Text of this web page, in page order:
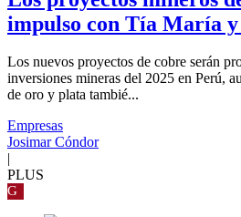
impulso con Tía María
Los nuevos proyectos de cobre serán
inversiones mineras del 2025 en Perú,
de oro y plata tambié...
Empresas
Josimar Cóndor
PLUS
G